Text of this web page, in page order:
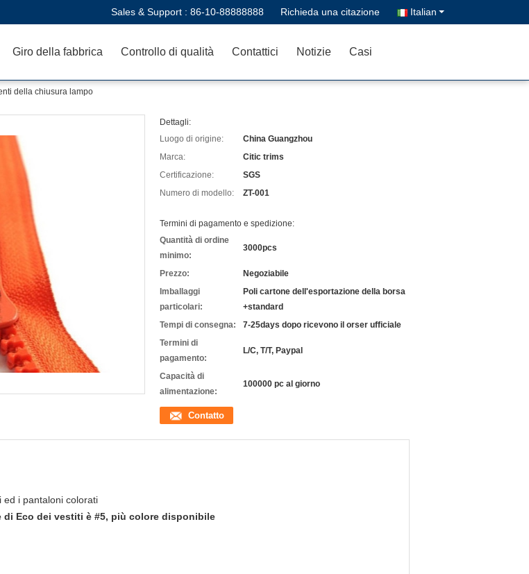
Sales & Support : 86-10-88888888 Richieda una citazione Italian
Giro della fabbrica Controllo di qualità Contattici Notizie Casi
della chiusura lampo
Dettagli:
Luogo di origine:
China Guangzhou
Marca:
Citic trims
Certificazione:
SGS
Numero di modello:
ZT-001
Termini di pagamento e spedizione:
Quantità di ordine
minimo:
3000pcs
Prezzo:
Negoziabile
Imballaggi
particolari:
Poli cartone dell'esportazione della borsa
+standard
Tempi di consegna:
7-25days dopo ricevono il orser ufficiale
Termini di
pagamento:
L/C, T/T, Paypal
Capacità di
alimentazione:
100000 pc al giorno
Contatto
ed i pantaloni colorati
di Eco dei vestiti è #5, più colore disponibile